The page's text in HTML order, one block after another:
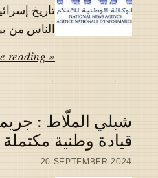
تاريخ
الناس من
reading »
شبلي الملّاط :
قيادة وطنية مكتملة
20 SEPTEMBER 2024